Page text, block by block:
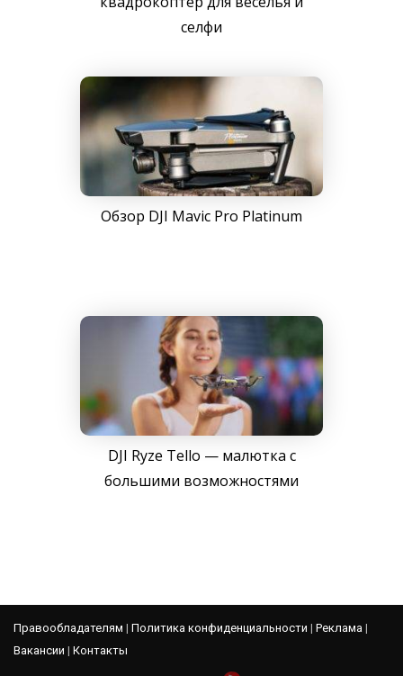
селфи
Обзор DJI Mavic Pro Platinum
DJI Ryze Tello — малютка с
большими возможностями
Правообладателям | Политика конфиденциальности | Реклама |
Вакансии | Контакты